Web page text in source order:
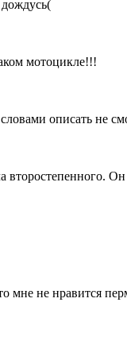
мотоцикле!!!
описать не
второстепенного.
мне не нравится